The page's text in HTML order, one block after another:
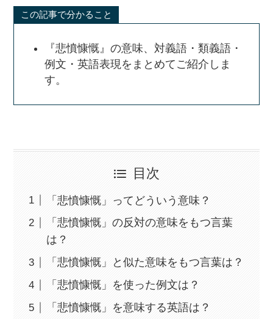
この記事で分かること
『悲憤慷慨』の意味、対義語・類義語・
例文・英語表現をまとめてご紹介しま
す。
目次
「悲憤慷慨」ってどういう意味？
「悲憤慷慨」の反対の意味をもつ言葉
は？
「悲憤慷慨」と似た意味をもつ言葉は？
「悲憤慷慨」を使った例文は？
「悲憤慷慨」を意味する英語は？